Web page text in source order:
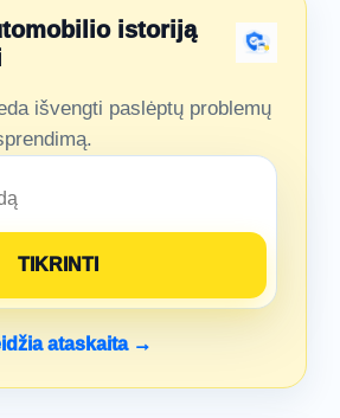
istoriją
išvengti paslėptų problemų
ataskaita →